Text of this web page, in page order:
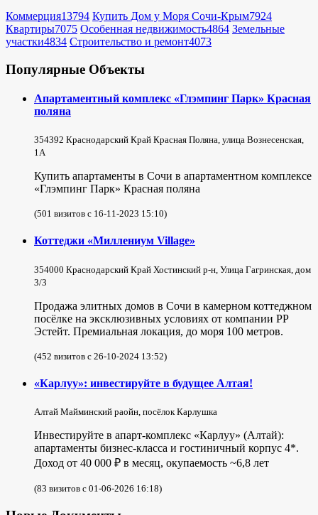
Коммерция13794 Купить Дом у Моря Сочи-Крым7924
Квартиры7075 Особенная недвижимость4864 Земельные
участки4834 Строительство и ремонт4073
Популярные Объекты
Апартаментный комплекс «Глэмпинг Парк» Красная
поляна
354392 Краснодарский Край Красная Поляна, улица Вознесенская,
1А
Купить апартаменты в Сочи в апартаментном комплексе
«Глэмпинг Парк» Красная поляна
(501 визитов с 16-11-2023 15:10)
Коттеджи «Миллениум Village»
354000 Краснодарский Край Хостинский р-н, Улица Гагринская, дом
3/3
Продажа элитных домов в Сочи в камерном коттеджном
посёлке на эксклюзивных условиях от компании РР
Эстейт. Премиальная локация, до моря 100 метров.
(452 визитов с 26-10-2024 13:52)
«Карлуу»: инвестируйте в будущее Алтая!
Алтай Майминский раойн, посёлок Карлушка
Инвестируйте в апарт-комплекс «Карлуу» (Алтай):
апартаменты бизнес-класса и гостиничный корпус 4*.
Доход от 40 000 ₽ в месяц, окупаемость ~6,8 лет
(83 визитов с 01-06-2026 16:18)